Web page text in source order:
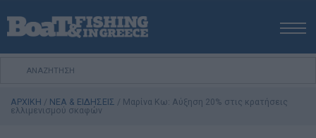
ΑΡΧΙΚΗ
ΕΚΔΟΣΕΙΣ
ΑΡΧΙΚΗ / ΝΕΑ & ΕΙΔΗΣΕΙΣ / Μαρίνα Κω: Αύξηση 20% στις κρατήσεις
ελλιμενισμού σκαφών